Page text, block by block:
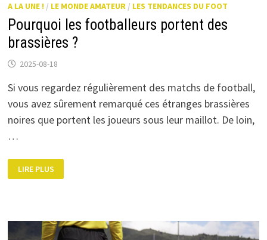
A LA UNE ! / LE MONDE AMATEUR/ LES TENDANCES DU FOOT
Pourquoi les footballeurs portent des
brassières ?
2025-08-18
Si vous regardez régulièrement des matchs de football,
vous avez sûrement remarqué ces étranges brassières
noires que portent les joueurs sous leur maillot. De loin,
…
LES
FOOTBALLEURS
LIRE PLUS